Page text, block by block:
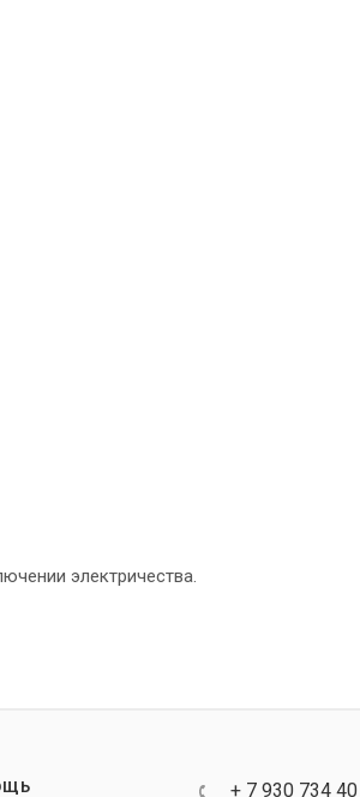
электричества.
+ 7 930 734